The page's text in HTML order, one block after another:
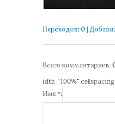
Переходов: 0 |
Всего комментариев:
idth="100%"
Имя *: